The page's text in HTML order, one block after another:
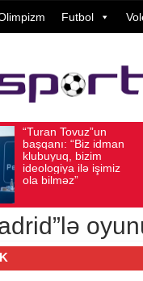
Futbol
Vüqar
yüksək
Avqust 05, 2026